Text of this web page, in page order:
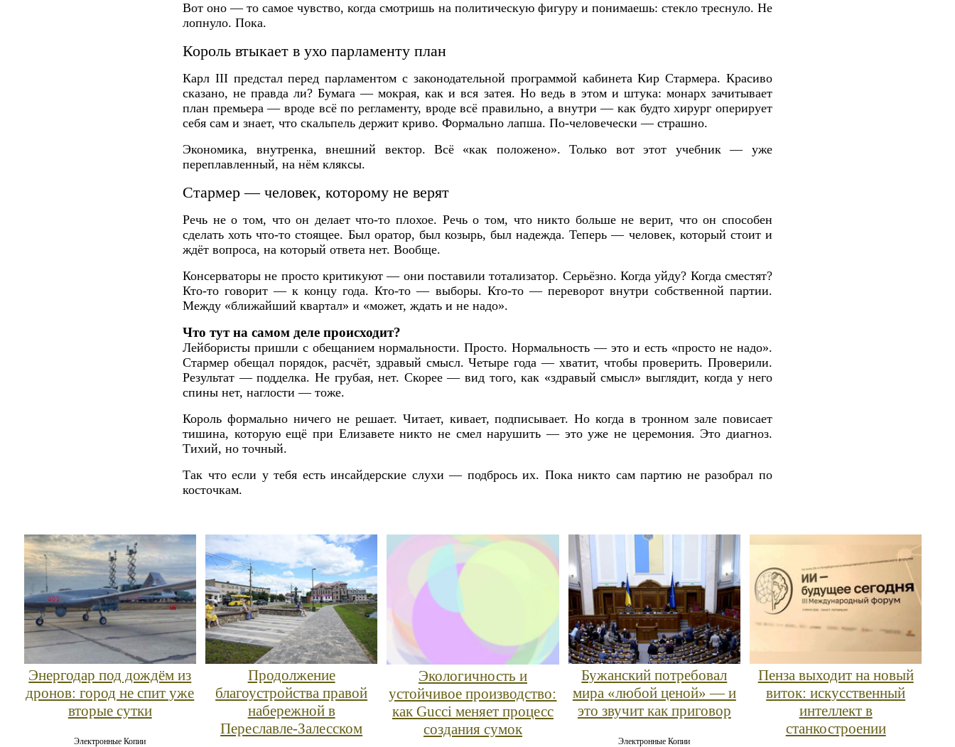
Вот оно — то самое чувство, когда смотришь на политическую фигуру и понимаешь: стекло треснуло. Не
лопнуло. Пока.
Король втыкает в ухо парламенту план
Карл III предстал перед парламентом с законодательной программой кабинета Кир Стармера. Красиво
сказано, не правда ли? Бумага — мокрая, как и вся затея. Но ведь в этом и штука: монарх зачитывает
план премьера — вроде всё по регламенту, вроде всё правильно, а внутри — как будто хирург оперирует
себя сам и знает, что скальпель держит криво. Формально лапша. По-человечески — страшно.
Экономика, внутренка, внешний вектор. Всё «как положено». Только вот этот учебник — уже
переплавленный, на нём кляксы.
Стармер — человек, которому не верят
Речь не о том, что он делает что-то плохое. Речь о том, что никто больше не верит, что он способен
сделать хоть что-то стоящее. Был оратор, был козырь, был надежда. Теперь — человек, который стоит и
ждёт вопроса, на который ответа нет. Вообще.
Консерваторы не просто критикуют — они поставили тотализатор. Серьёзно. Когда уйду? Когда сместят?
Кто-то говорит — к концу года. Кто-то — выборы. Кто-то — переворот внутри собственной партии.
Между «ближайший квартал» и «может, ждать и не надо».
Что тут на самом деле происходит?
Лейбористы пришли с обещанием нормальности. Просто. Нормальность — это и есть «просто не надо».
Стармер обещал порядок, расчёт, здравый смысл. Четыре года — хватит, чтобы проверить. Проверили.
Результат — подделка. Не грубая, нет. Скорее — вид того, как «здравый смысл» выглядит, когда у него
спины нет, наглости — тоже.
Король формально ничего не решает. Читает, кивает, подписывает. Но когда в тронном зале повисает
тишина, которую ещё при Елизавете никто не смел нарушить — это уже не церемония. Это диагноз.
Тихий, но точный.
Так что если у тебя есть инсайдерские слухи — подбрось их. Пока никто сам партию не разобрал по
косточкам.
Энергодар под дождём из
дронов: город не спит уже
вторые сутки
Электронные Копии
Продолжение
благоустройства правой
набережной в
Переславле‑Залесском
Экологичность и
устойчивое производство:
как Gucci меняет процесс
создания сумок
Бужанский потребовал
мира «любой ценой» — и
это звучит как приговор
Электронные Копии
Пенза выходит на новый
виток: искусственный
интеллект в
станкостроении